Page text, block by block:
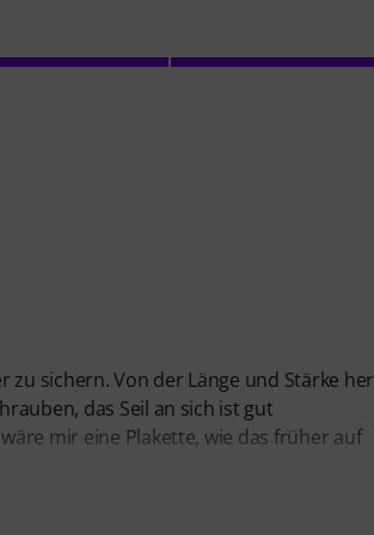
sichern. Von der Länge und Stärke her
das Seil an sich ist gut
mir eine Plakette, wie das früher auf